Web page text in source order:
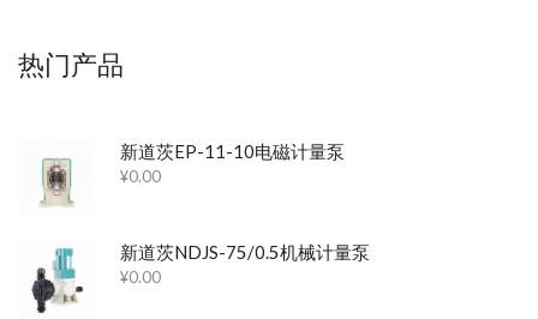
热门产品
新道茨EP-11-10电磁计量泵
¥0.00
新道茨NDJS-75/0.5机械计量泵
¥0.00